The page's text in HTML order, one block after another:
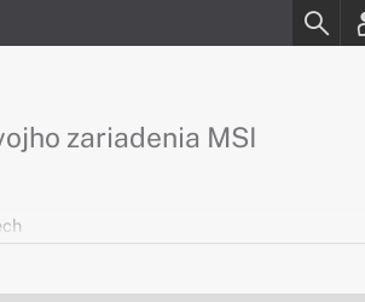
zariadenia MSI